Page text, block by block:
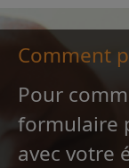
Comment
Pour
formulaire
avec votre